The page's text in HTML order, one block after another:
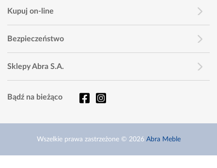
Kupuj on-line
Bezpieczeństwo
Sklepy Abra S.A.
Bądź na bieżąco
Wszelkie prawa zastrzeżone © 2026 Abra Meble